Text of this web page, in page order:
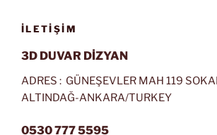
İLETIŞIM
3D DUVAR DİZYAN
ADRES : GÜNEŞEVLER MAH 119
ALTINDAĞ-ANKARA/TURKEY
0530 777 5595